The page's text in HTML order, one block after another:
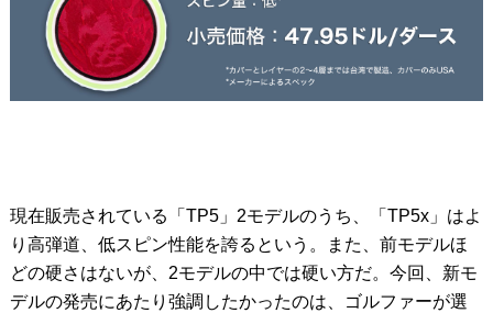
現在販売されている「TP5」2モデルのうち、「TP5x」はよ
り高弾道、低スピン性能を誇るという。また、前モデルほ
どの硬さはないが、2モデルの中では硬い方だ。今回、新モ
デルの発売にあたり強調したかったのは、ゴルファーが選